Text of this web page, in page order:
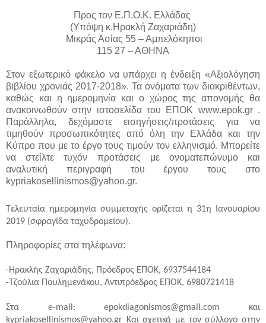
Προς τον Ε.Π.Ο.Κ. Ελλάδας
(Υπόψη κ.Ηρακλή Ζαχαριάδη)
Μικράς Ασίας 55 – Αμπελόκηποι
115 27 – ΑΘΗΝΑ
Στον εξωτερικό φάκελο να υπάρχει η ένδειξη «Αξιολόγηση
βιβλίου χρονιάς 2017-2018». Τα ονόματα των διακριθέντων,
καθώς και η ημερομηνία και ο χώρος της απονομής θα
ανακοινωθούν στην ιστοσελίδα του ΕΠΟΚ www.epok.gr .
Παράλληλα, δεχόμαστε εισηγήσεις/προτάσεις για να
τιμηθούν προσωπικότητες από όλη την Ελλάδα και την
Κύπρο που με το έργο τους τιμούν τον ελληνισμό. Μπορείτε
να στείλτε τυχόν προτάσεις με ονοματεπώνυμο και
αναλυτική περιγραφή του έργου τους στο
kypriakosellinismos@yahoo.gr.
Τελευταία ημερομηνία συμμετοχής ορίζεται η 31η
Ιανουαρίου
2019 (σφραγίδα ταχυδρομείου).
Πληροφορίες στα τηλέφωνα:
-Hρακλής Ζαχαριάδης, Πρόεδρος ΕΠΟΚ, 6937544184
-Τζούλια Πουλημενάκου, Αντιπρόεδρος ΕΠΟΚ, 6980721418
Στα e-mail: epokdiagonismos@gmail.com και
kypriakosellinismos@yahoo.gr Και σχετικά με τον σύλλογο στην